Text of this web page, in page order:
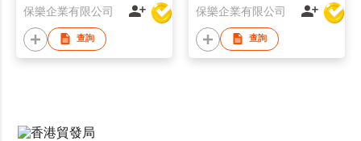
保樂企業有限公司
查詢
保樂企業有限公司
查詢